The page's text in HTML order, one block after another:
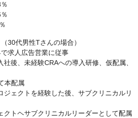
30代男性Tさんの場合）
広告営業に従事
後、未経験CRAへの導入研修、仮配属、
本配属
ェクトを経験した後、サブクリニカルリ
トヘサブクリニカルリーダーとして配属